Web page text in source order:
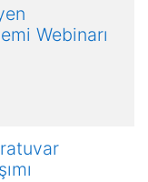
Webinarı